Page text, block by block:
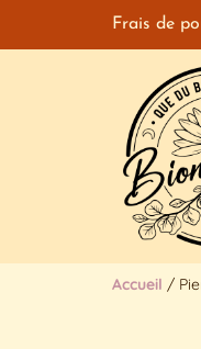
Frais de
Accueil /